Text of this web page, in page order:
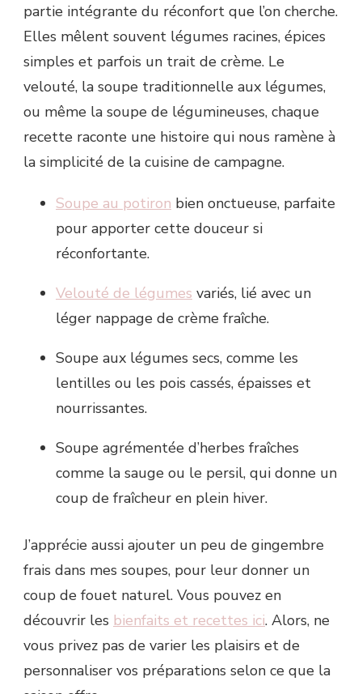
partie intégrante du réconfort que l’on cherche.
Elles mêlent souvent légumes racines, épices
simples et parfois un trait de crème. Le
velouté, la soupe traditionnelle aux légumes,
ou même la soupe de légumineuses, chaque
recette raconte une histoire qui nous ramène à
la simplicité de la cuisine de campagne.
Soupe au potiron bien onctueuse, parfaite
pour apporter cette douceur si
réconfortante.
Velouté de légumes variés, lié avec un
léger nappage de crème fraîche.
Soupe aux légumes secs, comme les
lentilles ou les pois cassés, épaisses et
nourrissantes.
Soupe agrémentée d’herbes fraîches
comme la sauge ou le persil, qui donne un
coup de fraîcheur en plein hiver.
J’apprécie aussi ajouter un peu de gingembre
frais dans mes soupes, pour leur donner un
coup de fouet naturel. Vous pouvez en
découvrir les bienfaits et recettes ici. Alors, ne
vous privez pas de varier les plaisirs et de
personnaliser vos préparations selon ce que la